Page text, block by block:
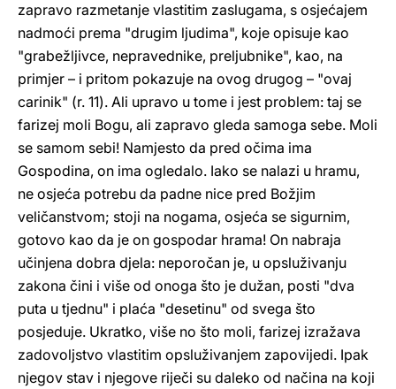
zapravo razmetanje vlastitim zaslugama, s osjećajem
nadmoći prema "drugim ljudima", koje opisuje kao
"grabežljivce, nepravednike, preljubnike", kao, na
primjer – i pritom pokazuje na ovog drugog – "ovaj
carinik" (r. 11). Ali upravo u tome i jest problem: taj se
farizej moli Bogu, ali zapravo gleda samoga sebe. Moli
se samom sebi! Namjesto da pred očima ima
Gospodina, on ima ogledalo. Iako se nalazi u hramu,
ne osjeća potrebu da padne nice pred Božjim
veličanstvom; stoji na nogama, osjeća se sigurnim,
gotovo kao da je on gospodar hrama! On nabraja
učinjena dobra djela: neporočan je, u opsluživanju
zakona čini i više od onoga što je dužan, posti "dva
puta u tjednu" i plaća "desetinu" od svega što
posjeduje. Ukratko, više no što moli, farizej izražava
zadovoljstvo vlastitim opsluživanjem zapovijedi. Ipak
njegov stav i njegove riječi su daleko od načina na koji